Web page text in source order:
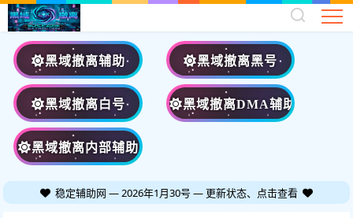
黑域撤离辅助 黑域撤离黑号
黑域撤离白号 黑域撤离DMA辅助
黑域撤离内部辅助
稳定辅助网 — 2026年1月30号 — 更新状态、点击查看